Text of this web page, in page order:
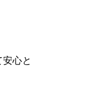
心と